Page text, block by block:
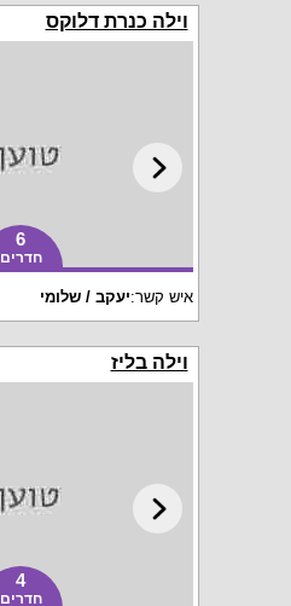
וילה כנרת דלוקס
6
חדרים
איש קשר:יעקב / שלומי
וילה בליז
4
חדרים